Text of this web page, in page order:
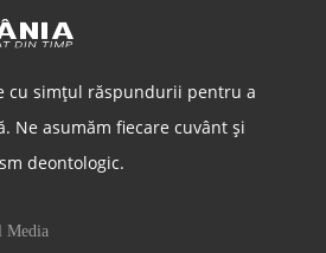
cu simțul răspundurii pentru a
Ne asumăm fiecare cuvânt și
deontologic.
Media